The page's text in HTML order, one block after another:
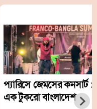
প্যারিসে জেমসের কনসার্ট :
এক টুকরো বাংলাদেশ